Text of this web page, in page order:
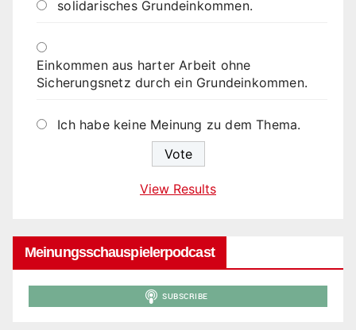
solidarisches Grundeinkommen.
Einkommen aus harter Arbeit ohne
Sicherungsnetz durch ein Grundeinkommen.
Ich habe keine Meinung zu dem Thema.
View Results
Meinungsschauspielerpodcast